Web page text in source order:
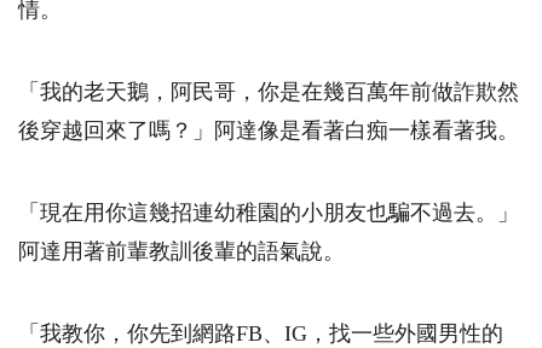
情。
「我的老天鵝，阿民哥，你是在幾百萬年前做詐欺然
後穿越回來了嗎？」阿達像是看著白痴一樣看著我。
「現在用你這幾招連幼稚園的小朋友也騙不過去。」
阿達用著前輩教訓後輩的語氣說。
「我教你，你先到網路FB、 IG ，找一些外國男性的